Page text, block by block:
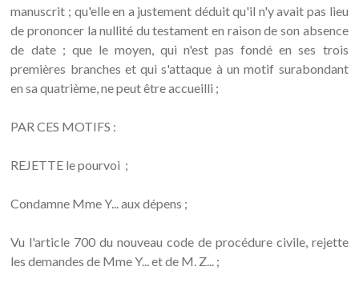
manuscrit ; qu'elle en a justement déduit qu'il n'y avait pas lieu
de prononcer la nullité du testament en raison de son absence
de date ; que le moyen, qui n'est pas fondé en ses trois
premières branches et qui s'attaque à un motif surabondant
en sa quatrième, ne peut être accueilli ;
PAR CES MOTIFS :
REJETTE le pourvoi ;
Condamne Mme Y... aux dépens ;
Vu l'article 700 du nouveau code de procédure civile, rejette
les demandes de Mme Y... et de M. Z... ;